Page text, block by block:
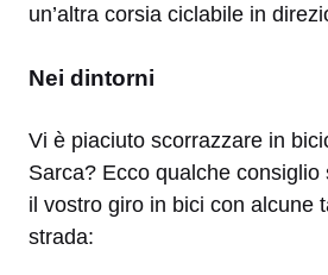
un’altra corsia ciclabile in
Nei dintorni
Vi è piaciuto scorrazzare in
Sarca? Ecco qualche
il vostro giro in bici con alcune
strada: